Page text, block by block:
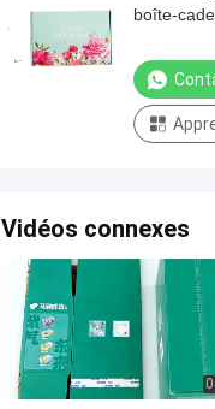
boîte-
Vidéos connexes